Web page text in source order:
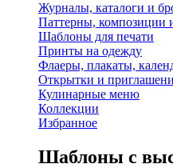
Журналы, каталоги и
Паттерны, композиции
Шаблоны для печати
Принты на одежду
Флаеры, плакаты,
Открытки и
Кулинарные меню
Коллекции
Избранное
Шаблоны с